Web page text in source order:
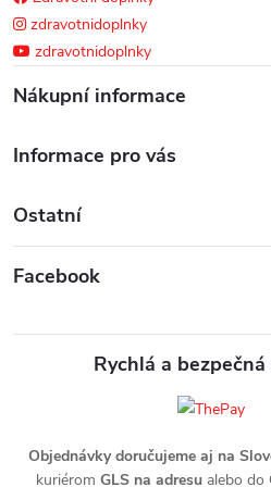
p
i
s
u
zdravotnidoplnky
zdravotnidoplnky
Nákupní informace
Informace pro vás
Ostatní
Facebook
Rychlá a
Objednávky doručujeme aj na
kuriérom GLS na adresualebo do